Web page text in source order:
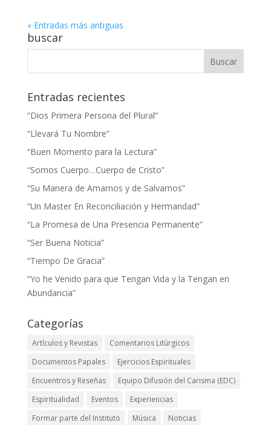
« Entradas más antiguas
buscar
Entradas recientes
“Dios Primera Persona del Plural”
“Llevará Tu Nombre”
“Buen Momento para la Lectura”
“Somos Cuerpo…Cuerpo de Cristo”
“Su Manera de Amarnos y de Salvarnos”
“Un Master En Reconciliación y Hermandad”
“La Promesa de Una Presencia Permanente”
“Ser Buena Noticia”
“Tiempo De Gracia”
“Yo he Venido para que Tengan Vida y la Tengan en
Abundancia”
Categorías
Artículos y Revistas
Comentarios Litúrgicos
Documentos Papales
Ejercicios Espirituales
Encuentros y Reseñas
Equipo Difusión del Carisma (EDC)
Espiritualidad
Eventos
Experiencias
Formar parte del Instituto
Música
Noticias